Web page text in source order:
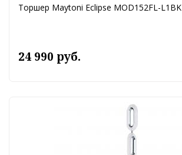
Торшер Maytoni Eclipse MOD152FL-L1BK
24 990 руб.